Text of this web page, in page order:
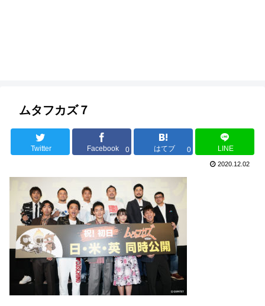
ムタフカズ７
Twitter Facebook 0 はてブ 0 LINE
2020.12.02